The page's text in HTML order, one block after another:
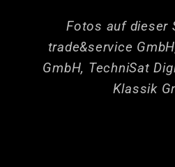
Fotos auf dieser
trade&service
GmbH, TechniSat
Klassik